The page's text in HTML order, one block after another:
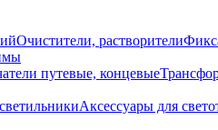
Очистители, растворители
путевые, концевые
Аксессуары для